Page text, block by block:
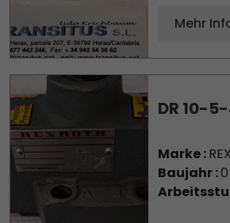
Mehr
DR 10-5-
Marke :
Baujahr :0